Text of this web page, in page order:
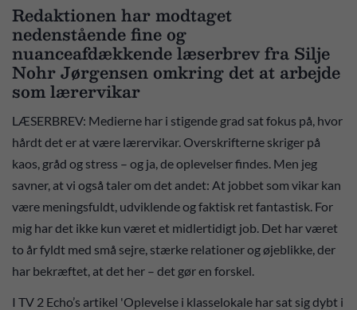
Redaktionen har modtaget
nedenstående fine og
nuanceafdækkende læserbrev fra Silje
Nohr Jørgensen omkring det at arbejde
som lærervikar
LÆSERBREV: Medierne har i stigende grad sat fokus på, hvor
hårdt det er at være lærervikar. Overskrifterne skriger på
kaos, gråd og stress – og ja, de oplevelser findes. Men jeg
savner, at vi også taler om det andet: At jobbet som vikar kan
være meningsfuldt, udviklende og faktisk ret fantastisk. For
mig har det ikke kun været et midlertidigt job. Det har været
to år fyldt med små sejre, stærke relationer og øjeblikke, der
har bekræftet, at det her – det gør en forskel.
I TV 2 Echo’s artikel 'Oplevelse i klasselokale har sat sig dybt i